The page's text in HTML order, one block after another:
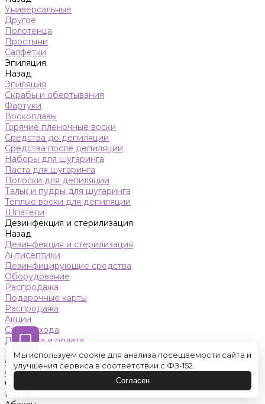
Универсальные
Другое
Полотенца
Простыни
Салфетки
Эпиляция
Назад
Эпиляция
Скрабы и обертывания
Фартуки
Воскоплавы
Горячие пленочные воски
Средства до депиляции
Средства после депиляции
Наборы для шугаринга
Паста для шугаринга
Полоски для депиляции
Тальк и пудры для шугаринга
Теплые воски для депиляции
Шпатели
Дезинфекция и стерилизация
Назад
Дезинфекция и стерилизация
Антисептики
Дезинфицирующие средства
Оборудование
Распродажа
Подарочные карты
Распродажа
Акции
Схемы ухода
Доставка и оплата
Контакты
Обучение
Салон красоты
Оренбург
Назад
Мы используем cookie для анализа посещаемости сайта и
улучшения сервиса в соответствии с ФЗ-152.
Согласен